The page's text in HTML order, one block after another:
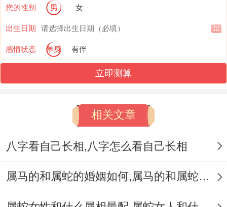
虎的人个性自立、估计会当上矛盾...
要我说啊，却着些挑战并不能当上否定属龙
与属虎的婚姻相配的理由.婚姻是两个人共同
努力的于是~适当的沟通、互相理解、包容
此合适的前提下,夫妻有机遇携手度过形形色
从你猜怎么着？!功例子琢磨~呃除了理论的
您的性别 男 女
出生日期
感情状态 单身 有伴
立即测算
相关文章
八字看自己长相,八字怎么看自己长相
属马的和属蛇的婚姻如何,属马的和属蛇的婚姻能在一起吗